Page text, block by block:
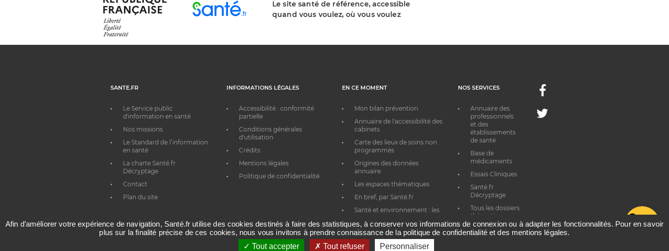
Le site santé de référence, accessible
quand vous voulez, où vous voulez
SANTE.FR
Le Service public
d'information en santé
Nos missions
Le Standard de l’information
en santé
La charte Santé.fr
Décryptage
Contact
Plan du site
INFORMATIONS LÉGALES
Accessibilité : conformité
partielle
Conditions générales
d'utilisation
Crédits
Mentions légales
Politique de confidentialité
EN CE MOMENT
Mon bilan prévention
Annuaire de l'accessibilité des
cabinets
Carte des lieux de soins non
programmés
Origines des données
annuaire
Les espaces thématiques
En bref, par Santé.fr
Santé et environnement : les
NOS SERVICES
Annuaire des
professionnels
et des
établissements
de santé
Base de
médicaments
Essais Cliniques
Santé.fr
Décryptage
Tous les dossiers
thématiques
Facebook
Twitter
Afin d’améliorer votre expérience de navigation, Santé.fr utilise des cookies destinés à faire des statistiques, à conserver vos informations de connexion ou à adapter les fonctionnalités. Pour en savoir
plus sur la finalité précise de ces cookies, nous vous invitons à prendre connaissance de la politique de confidentialité et des mentions légales.
Tout accepter
Tout refuser Personnaliser